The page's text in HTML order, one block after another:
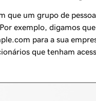
que um grupo de
exemplo, digamos
para a sua
que tenham